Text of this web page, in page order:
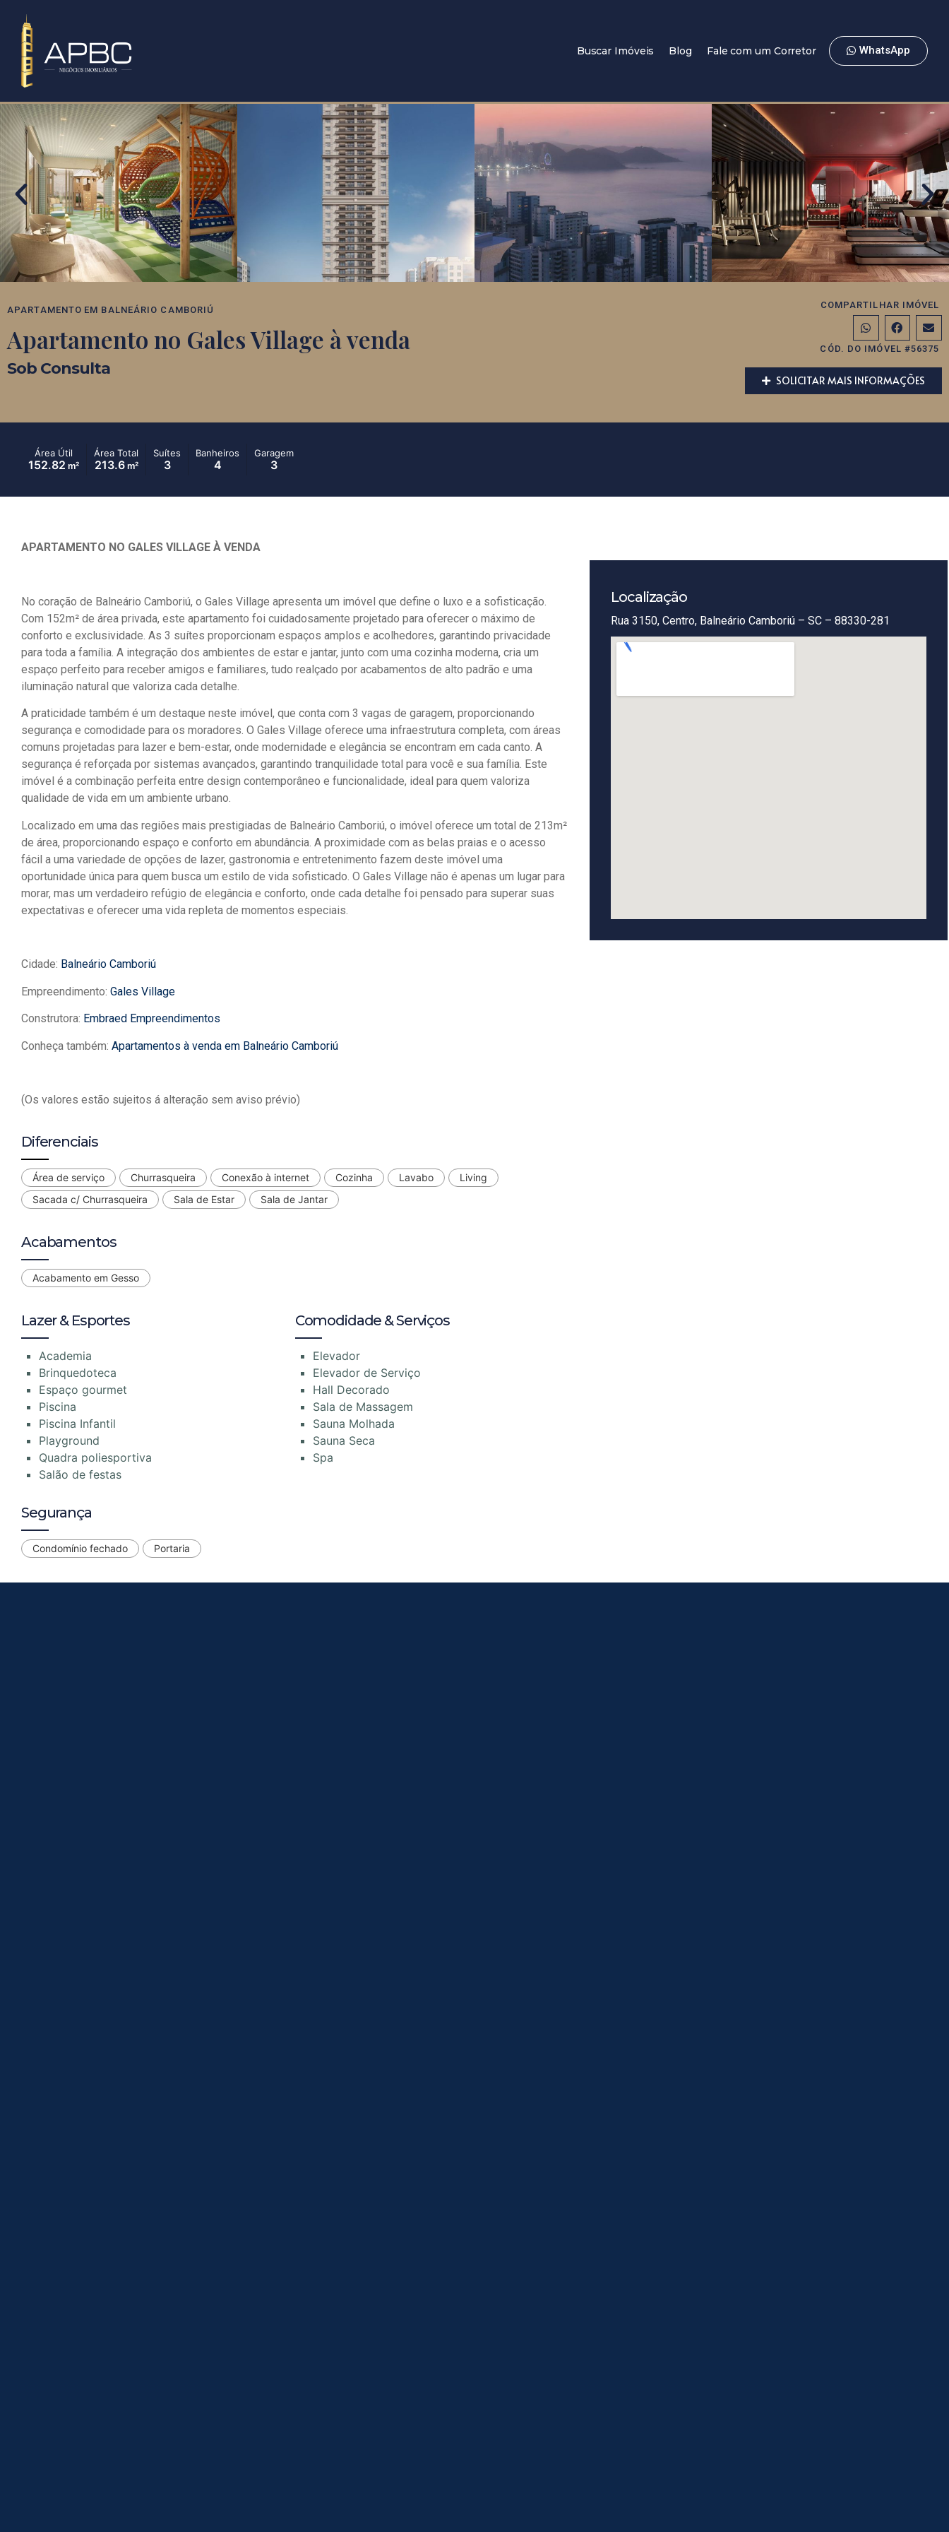
Buscar Imóveis Blog Fale com um Corretor WhatsApp
APARTAMENTO EM BALNEÁRIO CAMBORIÚ
Apartamento no Gales Village à venda
Sob Consulta
COMPARTILHAR IMÓVEL
CÓD. DO IMÓVEL #56375
SOLICITAR MAIS INFORMAÇÕES
Área Útil
152.82 m²
Área Total
213.6m²
Suítes
3
Banheiros
4
Garagem
3
APARTAMENTO NO GALES VILLAGE À VENDA
No coração de Balneário Camboriú, o Gales Village apresenta um imóvel que define o luxo e a sofisticação.
Com 152m² de área privada, este apartamento foi cuidadosamente projetado para oferecer o máximo de
conforto e exclusividade. As 3 suítes proporcionam espaços amplos e acolhedores, garantindo privacidade
para toda a família. A integração dos ambientes de estar e jantar, junto com uma cozinha moderna, cria um
espaço perfeito para receber amigos e familiares, tudo realçado por acabamentos de alto padrão e uma
iluminação natural que valoriza cada detalhe.
A praticidade também é um destaque neste imóvel, que conta com 3 vagas de garagem, proporcionando
segurança e comodidade para os moradores. O Gales Village oferece uma infraestrutura completa, com áreas
comuns projetadas para lazer e bem-estar, onde modernidade e elegância se encontram em cada canto. A
segurança é reforçada por sistemas avançados, garantindo tranquilidade total para você e sua família. Este
imóvel é a combinação perfeita entre design contemporâneo e funcionalidade, ideal para quem valoriza
qualidade de vida em um ambiente urbano.
Localizado em uma das regiões mais prestigiadas de Balneário Camboriú, o imóvel oferece um total de 213m²
de área, proporcionando espaço e conforto em abundância. A proximidade com as belas praias e o acesso
fácil a uma variedade de opções de lazer, gastronomia e entretenimento fazem deste imóvel uma
oportunidade única para quem busca um estilo de vida sofisticado. O Gales Village não é apenas um lugar para
morar, mas um verdadeiro refúgio de elegância e conforto, onde cada detalhe foi pensado para superar suas
expectativas e oferecer uma vida repleta de momentos especiais.
Cidade: Balneário Camboriú
Empreendimento: Gales Village
Construtora: Embraed Empreendimentos
Conheça também: Apartamentos à venda em Balneário Camboriú
(Os valores estão sujeitos á alteração sem aviso prévio)
Diferenciais
Área de serviço Churrasqueira Conexão à internet Cozinha Lavabo
Living
Sacada c/ Churrasqueira
Sala de Estar Sala de Jantar
Acabamentos
Acabamento em Gesso
Lazer & Esportes
Academia
Brinquedoteca
Espaço gourmet
Piscina
Piscina Infantil
Playground
Quadra poliesportiva
Salão de festas
Comodidade & Serviços
Elevador
Elevador de Serviço
Hall Decorado
Sala de Massagem
Sauna Molhada
Sauna Seca
Spa
Segurança
Condomínio fechado Portaria
Localização
Rua 3150, Centro, Balneário Camboriú – SC – 88330-281